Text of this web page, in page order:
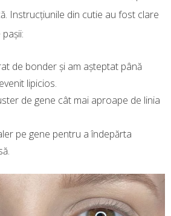
Instrucțiunile din cutie au fost clare
de bonder și am așteptat până
lipicios.
de gene cât mai aproape de linia
pe gene pentru a îndepărta